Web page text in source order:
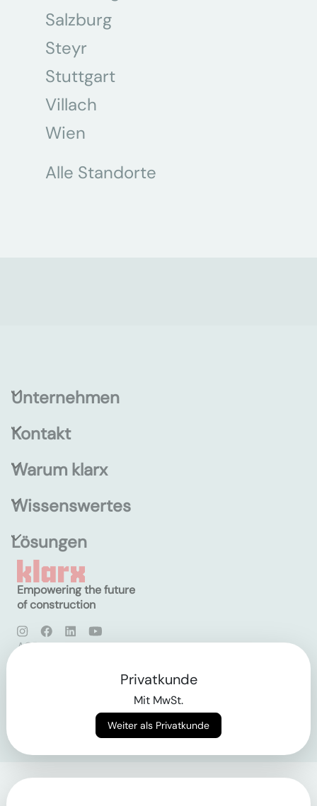
Salzburg
Steyr
Stuttgart
Villach
Wien
Alle Standorte
Unternehmen
Kontakt
Warum klarx
Wissenswertes
Lösungen
Empowering the future
of construction
AGB
Privatkunde
Mit MwSt.
Weiter als Privatkunde